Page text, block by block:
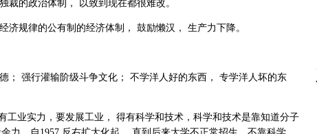
裁的政治体制， 以致到现在都很难改。
济规律的公有制的经济体制， 鼓励懒汉， 生产力下降。
； 强行灌输阶级斗争文化； 不学洋人好的东西， 专学洋人坏的东
工业实力，要发展工业， 得有科学和技术，科学和技术是靠知道分子